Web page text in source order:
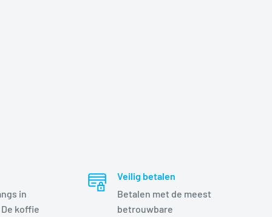
in
koffie
Veilig betalen
Betalen met de meest
betrouwbare